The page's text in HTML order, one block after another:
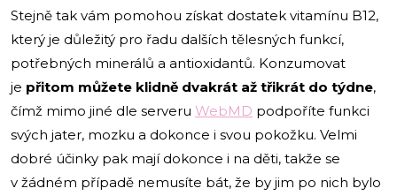
Stejně tak vám pomohou získat dostatek vitamínu B12,
který je důležitý pro řadu dalších tělesných funkcí,
potřebných minerálů a antioxidantů. Konzumovat
je přitom můžete klidně dvakrát až třikrát do týdne,
čímž mimo jiné dle serveru WebMD podpoříte funkci
svých jater, mozku a dokonce i svou pokožku. Velmi
dobré účinky pak mají dokonce i na děti, takže se
v žádném případě nemusíte bát, že by jim po nich bylo